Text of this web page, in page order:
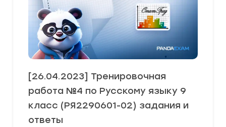
[26.04.2023] Тренировочная
работа №4 по Русскому языку 9
класс (РЯ2290601-02) задания и
ответы